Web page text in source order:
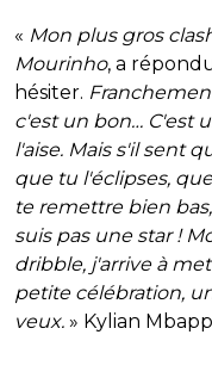
« Mon plus gros
Mourinho, a
hésiter.
c'est un bon… C'est
l'aise. Mais s'il sent
que tu l'éclipses,
te remettre bien
suis pas une star !
dribble, j'arrive à
petite célébration,
veux. » Kylian